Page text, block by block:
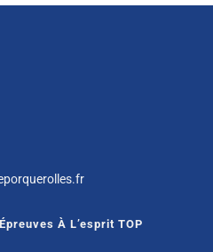
À L’esprit TOP